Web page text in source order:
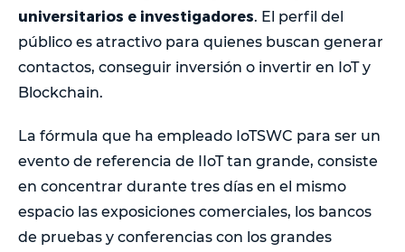
universitarios e investigadores. El perfil del
público es atractivo para quienes buscan generar
contactos, conseguir inversión o invertir en IoT y
Blockchain.
La fórmula que ha empleado IoTSWC para ser un
evento de referencia de IIoT tan grande, consiste
en concentrar durante tres días en el mismo
espacio las exposiciones comerciales, los bancos
de pruebas y conferencias con los grandes